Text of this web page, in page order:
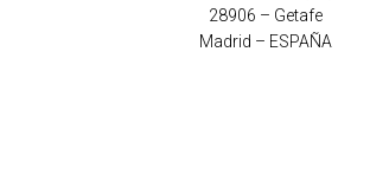
28906 – Getafe
Madrid – ESPAÑA